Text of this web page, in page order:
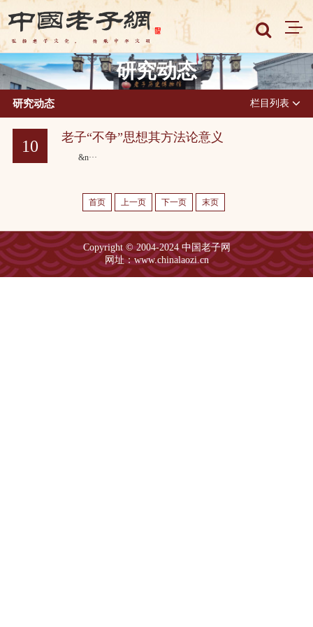
研究动态
研究动态 栏目列表
10 老子“不争”思想其方法论意义
&n···
首页 上一页 下一页 末页
Copyright © 2004-2024 中国老子网
网址：www.chinalaozi.cn